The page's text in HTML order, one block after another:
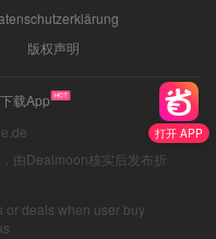
打开 APP
版权声明
下载App
由Dealmoon核实后发布折
or deals when user buy